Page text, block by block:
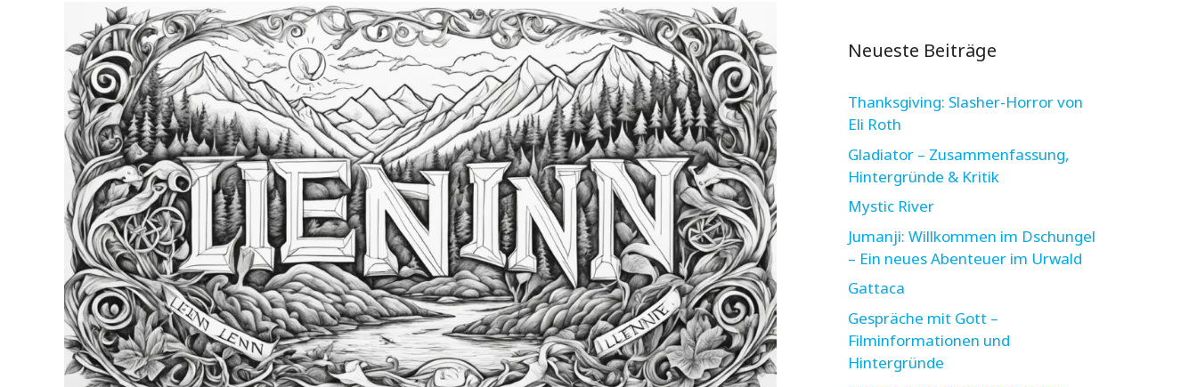
Neueste Beiträge
Thanksgiving: Slasher-Horror von
Eli Roth
Gladiator – Zusammenfassung,
Hintergründe & Kritik
Mystic River
Jumanji: Willkommen im Dschungel
– Ein neues Abenteuer im Urwald
Gattaca
Gespräche mit Gott –
Filminformationen und
Hintergründe